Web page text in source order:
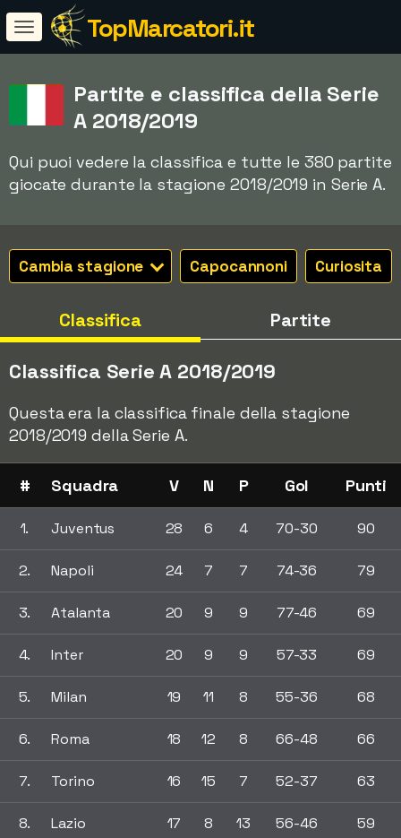
TopMarcatori.it
Partite e classifica della Serie
A 2018/2019
Qui puoi vedere la classifica e tutte le 380 partite
giocate durante la stagione 2018/2019 in Serie A.
Cambia stagione Capocannoni Curiosita
Classifica Partite
Classifica Serie A 2018/2019
Questa era la classifica finale della stagione
2018/2019 della Serie A.
# Squadra V N P Gol Punti
1. Juventus 28 6 4 70-30 90
2. Napoli 24 7 7 74-36 79
3. Atalanta 20 9 9 77-46 69
4. Inter 20 9 9 57-33 69
5. Milan 19 11 8 55-36 68
6. Roma 18 12 8 66-48 66
7. Torino 16 15 7 52-37 63
8. Lazio 17 8 13 56-46 59